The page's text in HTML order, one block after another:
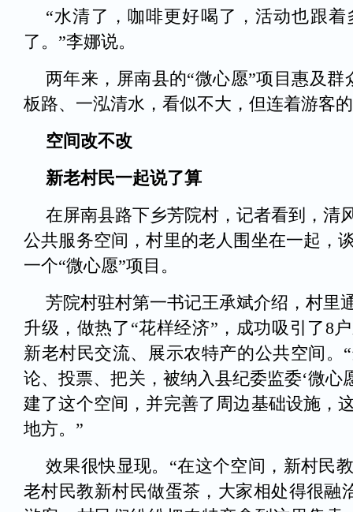
“水清了，咖啡更好喝了，活动也跟
了。”李娜说。
两年来，屏南县的“微心愿”项目惠及
板路、一泓清水，看似不大，但连着游客
空间改不改
新老村民一起说了算
在屏南县路下乡芳院村，记者看到，清
公共服务空间，村里的老人围坐在一起，
一个“微心愿”项目。
芳院村驻村第一书记王承斌介绍，村里
升级，做热了“花样经济”，成功吸引了8
新老村民交流、展示农特产的公共空间。
论、投票、把关，被纳入县纪委监委‘微心
建了这个空间，并完善了周边基础设施，
地方。”
效果很快显现。“在这个空间，新村民
老村民教新村民做蛋茶，大家相处得很融